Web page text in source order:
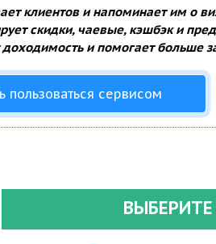
клиентов и напоминает им о
скидки, чаевые, кэшбэк и
доходимость и помогает больше
пользоваться сервисом